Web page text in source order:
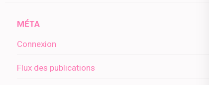
MÉTA
Connexion
Flux des publications